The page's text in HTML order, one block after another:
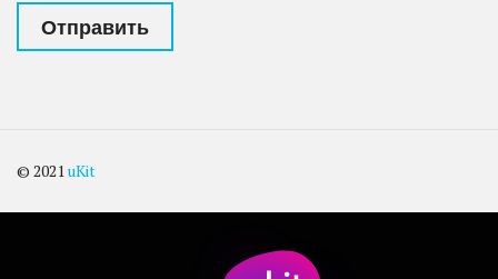
Отправить
© 2021uKit